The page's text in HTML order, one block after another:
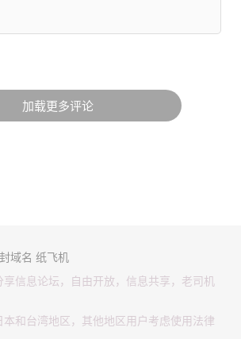
加载更多评论
域名 纸飞机
享信息论坛，自由开放，信息共享，老司机
和台湾地区，其他地区用户考虑使用法律